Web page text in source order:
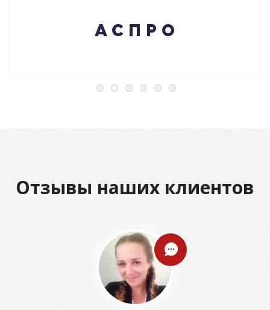
Отзывы наших клиентов